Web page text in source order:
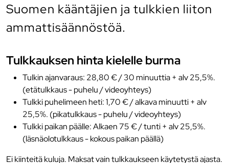
Suomen kääntäjien ja tulkkien liiton
ammattisäännöstöä.
Tulkkauksen hinta kielelle burma
Tulkin ajanvaraus: 28,80 € / 30 minuuttia + alv 25,5%.
(etätulkkaus - puhelu / videoyhteys)
Tulkki puhelimeen heti: 1,70 € / alkava minuutti + alv
25,5%. (pikatulkkaus - puhelu / videoyhteys)
Tulkki paikan päälle: Alkaen 75 € / tunti + alv 25,5%.
(läsnäolotulkkaus - kokous paikan päällä)
Ei kiinteitä kuluja. Maksat vain tulkkaukseen käytetystä ajasta.